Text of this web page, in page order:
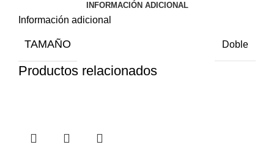
INFORMACIÓN ADICIONAL
Información adicional
TAMAÑO Doble
Productos relacionados